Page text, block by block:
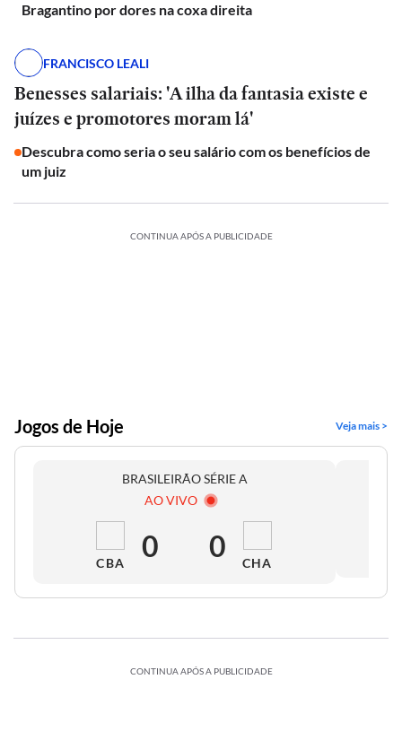
Bragantino por dores na coxa direita
FRANCISCO LEALI
Benesses salariais: 'A ilha da fantasia existe e
juízes e promotores moram lá'
Descubra como seria o seu salário com os benefícios de
um juiz
CONTINUA APÓS A PUBLICIDADE
Jogos de Hoje Veja mais >
BRASILEIRÃO SÉRIE A
AO VIVO
CBA 0 0 CHA
CONTINUA APÓS A PUBLICIDADE